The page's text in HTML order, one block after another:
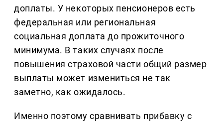
доплаты. У некоторых пенсионеров есть
федеральная или региональная
социальная доплата до прожиточного
минимума. В таких случаях после
повышения страховой части общий размер
выплаты может измениться не так
заметно, как ожидалось.
Именно поэтому сравнивать прибавку с